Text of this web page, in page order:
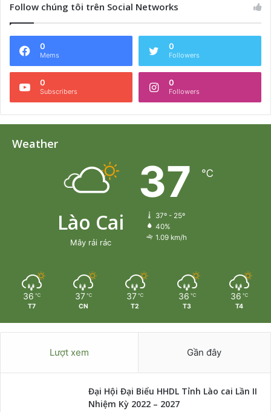
Follow chúng tôi trên Social Networks
0
Mems
0
Followers
0
Subscribers
0
Followers
Weather
Lào Cai
Mây rải rác
37 ℃
37º - 25º
40%
1.09 km/h
36 ℃
T7
37 ℃
CN
37 ℃
T2
36 ℃
T3
36 ℃
T4
Lượt xem Gần đây
Đại Hội Đại Biểu HHDL Tỉnh Lào cai Lần II
Nhiệm Kỳ 2022 – 2027